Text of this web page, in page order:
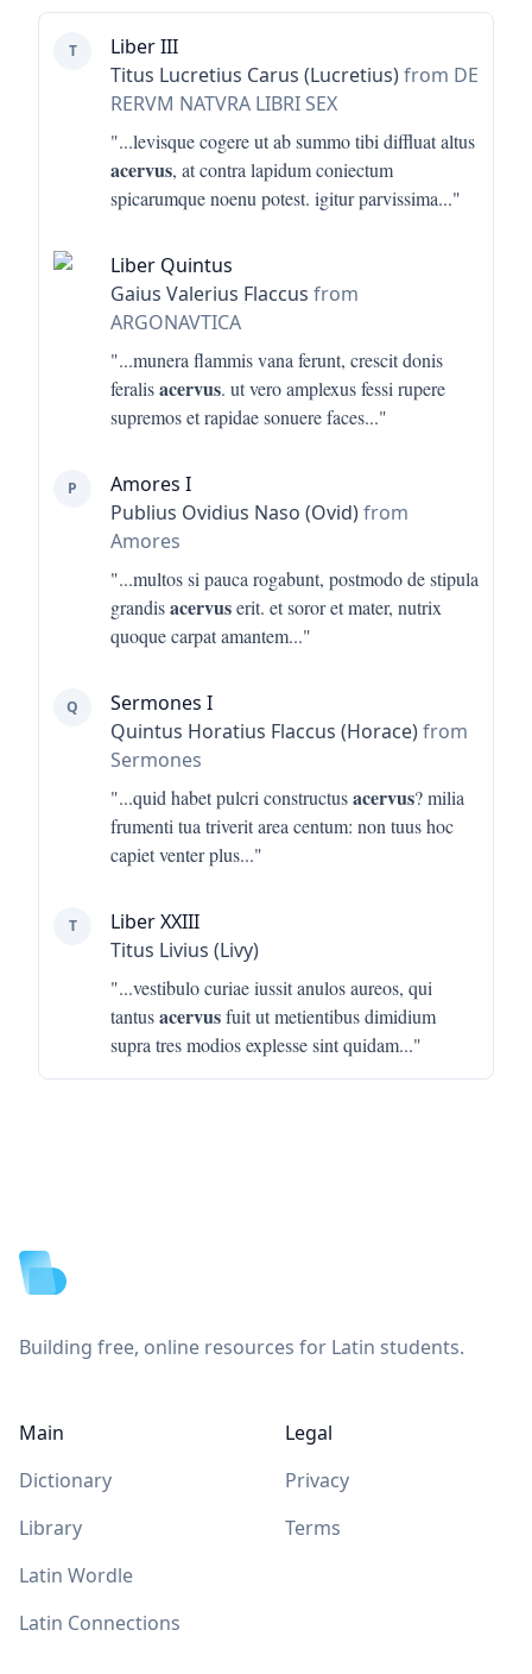
T
Liber III
Titus Lucretius Carus (Lucretius)from DE
RERVM NATVRA LIBRI SEX
"...levisque cogere ut ab summo tibi diffluat altus
acervus, at contra lapidum coniectum
spicarumque noenu potest. igitur parvissima..."
Liber Quintus
Gaius Valerius Flaccus from
ARGONAVTICA
"...munera flammis vana ferunt, crescit donis
feralisacervus. ut vero amplexus fessi rupere
supremos et rapidae sonuere faces..."
P
Amores I
Publius Ovidius Naso (Ovid)from
Amores
"...multos si pauca rogabunt, postmodo de stipula
grandisacervuserit. et soror et mater, nutrix
quoque carpat amantem..."
Q
Sermones I
Quintus Horatius Flaccus (Horace)from
Sermones
"...quid habet pulcri constructusacervus? milia
frumenti tua triverit area centum: non tuus hoc
capiet venter plus..."
T
Liber XXIII
Titus Livius (Livy)
"...vestibulo curiae iussit anulos aureos, qui
tantusacervusfuit ut metientibus dimidium
supra tres modios explesse sint quidam..."
Building free, online resources for Latin students.
Main
Dictionary
Library
Latin Wordle
Latin Connections
Legal
Privacy
Terms